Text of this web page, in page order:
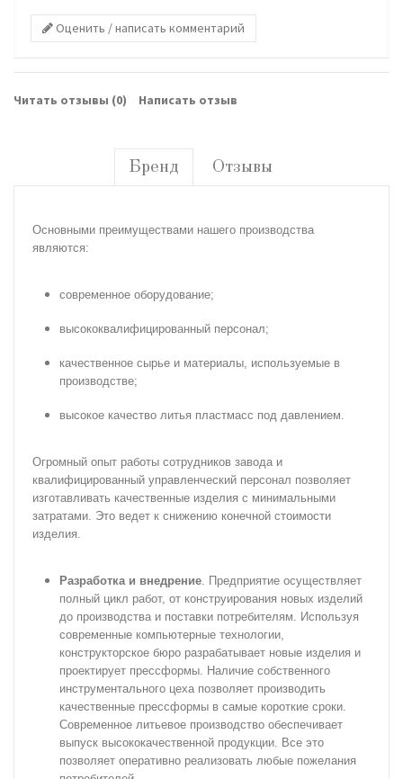
Оценить / написать комментарий
Читать отзывы (0) Написать отзыв
Бренд Отзывы
Основными преимуществами нашего производства
являются:
современное оборудование;
высококвалифицированный персонал;
качественное сырье и материалы, используемые в
производстве;
высокое качество литья пластмасс под давлением.
Огромный опыт работы сотрудников завода и
квалифицированный управленческий персонал позволяет
изготавливать качественные изделия с минимальными
затратами. Это ведет к снижению конечной стоимости
изделия.
Разработка и внедрение
Предприятие осуществляет
полный цикл работ, от конструирования новых изделий
до производства и поставки потребителям. Используя
современные компьютерные технологии,
конструкторское бюро разрабатывает новые изделия и
проектирует прессформы. Наличие собственного
инструментального цеха позволяет производить
качественные прессформы в самые короткие сроки.
Современное литьевое производство обеспечивает
выпуск высококачественной продукции. Все это
позволяет оперативно реализовать любые пожелания